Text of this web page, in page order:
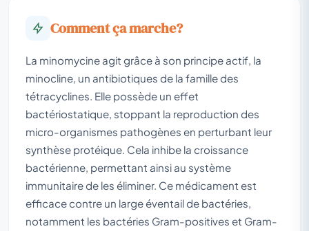
Comment ça marche?
La minomycine agit grâce à son principe actif, la
minocline, un antibiotiques de la famille des
tétracyclines. Elle possède un effet
bactériostatique, stoppant la reproduction des
micro-organismes pathogènes en perturbant leur
synthèse protéique. Cela inhibe la croissance
bactérienne, permettant ainsi au système
immunitaire de les éliminer. Ce médicament est
efficace contre un large éventail de bactéries,
notamment les bactéries Gram-positives et Gram-